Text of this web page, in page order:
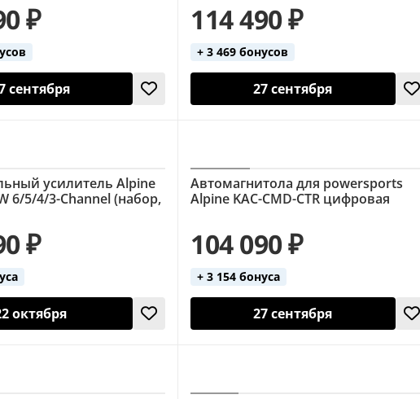
₽
сентября
114 490 ₽
+ 3 469 бонусов
27 сентября
усилитель Alpine
6/5/4/3-Channel (набор,
₽
октября
Автомагнитола для powersports
Alpine KAC-CMD-CTR цифровая
104 090 ₽
+ 3 154 бонуса
27 сентября